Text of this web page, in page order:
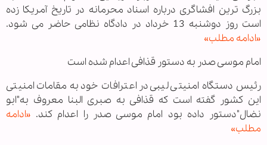
بزرگ ترین افشاگری درباره اسناد محرمانه در تاریخ آمریکا زده
است روز دوشنبه 13 خرداد در دادگاه نظامی حاضر می شود.
«ادامه مطلب»
امام موسی صدر به دستور قذافی اعدام شده است
رئیس دستگاه امنیتی لیبی در اعترافات خود به مقامات امنیتی
این كشور گفته است كه قذافی به صبری البنا معروف به"ابو
نضال"دستور داده بود امام موسی صدر را اعدام كند. «ادامه
مطلب»